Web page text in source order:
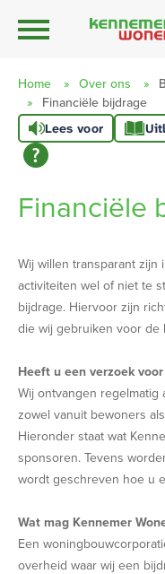
Naar hoofdinhoud
Naar hoofdnavigatiemenu
Naar zoeken
Naar de
Ga naar Hoofd
Home Over ons
Financiële bijdrage
Lees voor
Financiële
Wij willen transparant zijn
activiteiten wel of niet te
bijdrage. Hiervoor zijn
die wij gebruiken voor de
Heeft u een verzoek
Wij ontvangen
zowel vanuit bewoners
Hieronder staat wat
sponsoren. Tevens
wordt geschreven hoe u
Wat mag Kennemer
Een
overheid waar wij een